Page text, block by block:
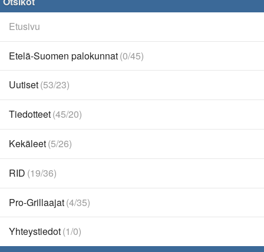
Etusivu
Etelä-Suomen palokunnat(0/45)
Uutiset(53/23)
Tiedotteet(45/20)
Kekäleet(5/26)
RID (19/36)
Pro-Grillaajat(4/35)
Yhteystiedot(1/0)